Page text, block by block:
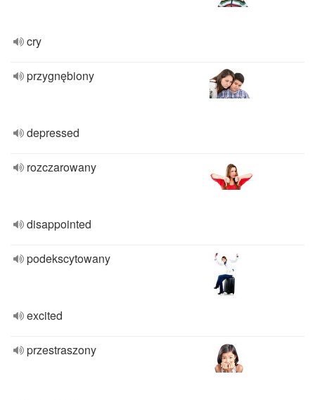
cry
przygnębiony
depressed
rozczarowany
disappointed
podekscytowany
excited
przestraszony